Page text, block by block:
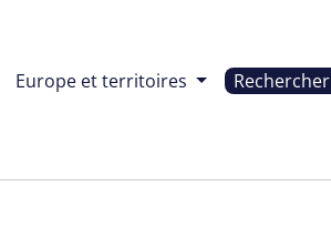
Europe et territoires Rechercher